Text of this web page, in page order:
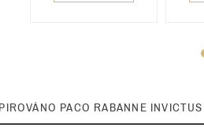
PACO RABANNE